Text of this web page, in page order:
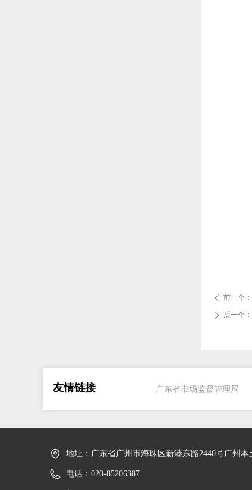
ꄴ 前一个：
ꄲ 后一个：
广东省市场监督管理局
友情链接
地址： 广东省广州市海珠区新港东路2440号广州本
电话： 020-85206387